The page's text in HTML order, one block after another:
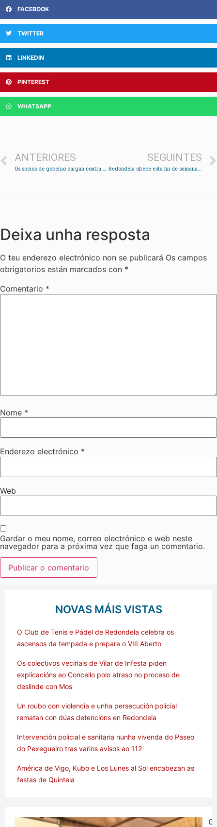
FACEBOOK
TWITTER
LINKEDIN
PINTEREST
WHATSAPP
ANTERIORES
Os socios de goberno cargan contra Digna Rivas polos 4.000 euros destinados á Feira de Abril
SEGUINTES
Redondela ofrece esta fin de semana tres novos roteiros para descubrir o patrimonio natural e arqueolóxico
Deixa unha resposta
O teu enderezo electrónico non se publicará Os campos
obrigatorios están marcados con *
Comentario *
Nome *
Enderezo electrónico *
Web
Gardar o meu nome, correo electrónico e web neste
navegador para a próxima vez que faga un comentario.
NOVAS MÁIS VISTAS
O Club de Tenis e Pádel de Redondela celebra os
ascensos da tempada e prepara o VIII Aberto
Os colectivos veciñais de Vilar de Infesta piden
explicacións ao Concello polo atraso no proceso de
deslinde con Mos
Un roubo con violencia e unha persecución policial
rematan con dúas detencións en Redondela
Intervención policial e sanitaria nunha vivenda do Paseo
do Pexegueiro tras varios avisos ao 112
América de Vigo, Kubo e Los Lunes al Sol encabezan as
festas de Quintela
O